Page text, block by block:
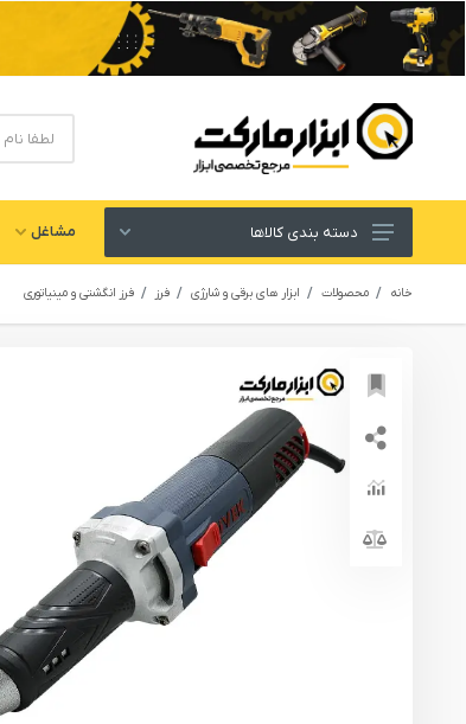
ابزار های برقی و شارژی
لوازم جانبی ابزار
ابزار های دستی و عمومی
ابزار کارگاهی و گاراژی
ابزار های بادی یا پنوماتیک
ابزار دقیق و اندازه گیری
یراق آلات
دسته بندی کالاها مشاغل
خانه محصولات ابزار های برقی و شارژی فرز فرز انگشتی و مینیاتوری